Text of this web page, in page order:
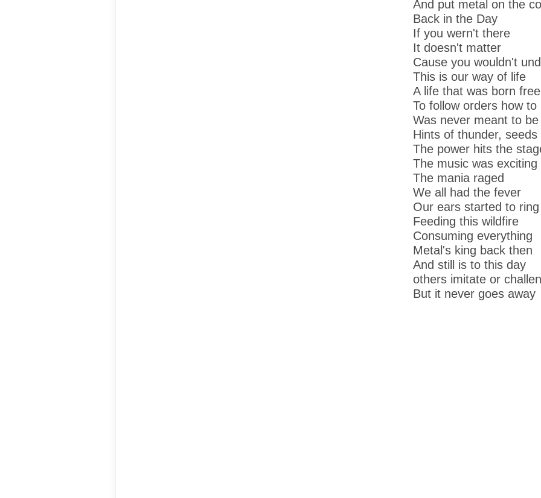
And put metal on the
Back in the Day
If you wern't there
It doesn't matter
Cause you wouldn't
This is our way of life
A life that was born free
To follow orders how to
Was never meant to be
Hints of thunder, seeds
The power hits the
The music was exciting
The mania raged
We all had the fever
Our ears started to ring
Feeding this wildfire
Consuming everything
Metal's king back then
And still is to this day
others imitate or
But it never goes away